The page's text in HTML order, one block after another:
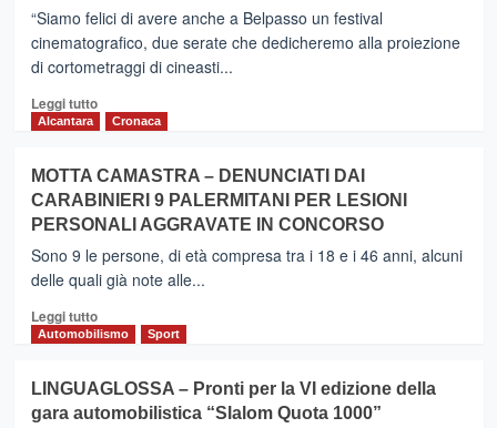
“Sorgenti”
Mediche
in
Sicilia.
La
Regione
chiede
ASP
“Siamo felici di avere anche a Belpasso un festival
cinematografico, due serate che dedicheremo alla proiezione
di cortometraggi di cineasti...
Leggi tuttoLeggi
BELPASSO
–
Pronti
il
Film
Festival
Alcantara Cronaca
MOTTA CAMASTRA – DENUNCIATI DAI
CARABINIERI 9 PALERMITANI PER LESIONI
PERSONALI AGGRAVATE IN CONCORSO
Sono 9 le persone, di età compresa tra i 18 e i 46 anni, alcuni
delle quali già note alle...
Leggi tuttoLeggi
di
MOTTA
CAMASTRA
Automobilismo Sport
LINGUAGLOSSA – Pronti per la VI edizione della
gara automobilistica “Slalom Quota 1000”